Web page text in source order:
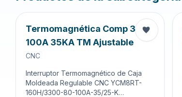
Termomagnética Comp 3X
100A 35KA TM Ajustable
CNC
Interruptor Termomagnético de Caja
Moldeada Regulable CNC YCM8RT-
160H/3300-80-100A-35/25-K…